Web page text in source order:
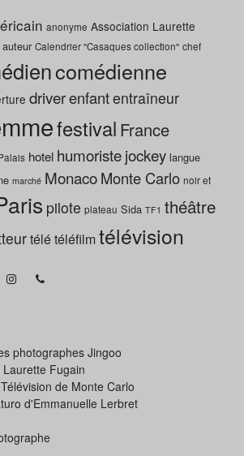
anonyme Association Laurette
auteur Calendrier "Casaques collection" chef
comédienne
driverenfantentraîneur
festival France
hotel humoristejockey langue
marché MonacoMonte Carlo noir et
pilote plateau Sida TF1 théâtre
télétéléfilmtélévision
photographes Jingoo
Fugain
de Monte Carlo
d'Emmanuelle Lerbret